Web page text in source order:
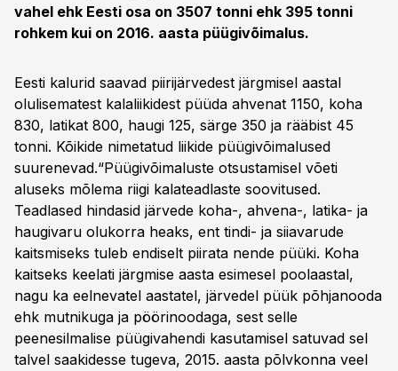
vahel ehk Eesti osa on 3507 tonni ehk 395 tonni
rohkem kui on 2016. aasta püügivõimalus.
Eesti kalurid saavad piirijärvedest järgmisel aastal
olulisematest kalaliikidest püüda ahvenat 1150, koha
830, latikat 800, haugi 125, särge 350 ja rääbist 45
tonni. Kõikide nimetatud liikide püügivõimalused
suurenevad.“Püügivõimaluste otsustamisel võeti
aluseks mõlema riigi kalateadlaste soovitused.
Teadlased hindasid järvede koha-, ahvena-, latika- ja
haugivaru olukorra heaks, ent tindi- ja siiavarude
kaitsmiseks tuleb endiselt piirata nende püüki. Koha
kaitseks keelati järgmise aasta esimesel poolaastal,
nagu ka eelnevatel aastatel, järvedel püük põhjanooda
ehk mutnikuga ja pöörinoodaga, sest selle
peenesilmalise püügivahendi kasutamisel satuvad sel
talvel saakidesse tugeva, 2015. aasta põlvkonna veel